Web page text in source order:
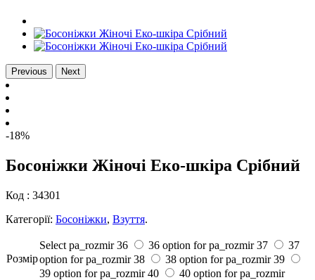
Previous Next
-18%
Босоніжки Жіночі Еко-шкіра Срібний
Код : 34301
Категорії: Босоніжки, Взуття.
Розмiр
Select pa_rozmir 36 36 option for pa_rozmir 37
37
option for pa_rozmir 38 38 option for pa_rozmir 39
39 option for pa_rozmir 40 40 option for pa_rozmir